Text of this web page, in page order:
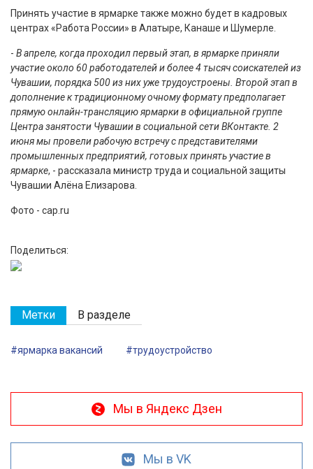
Принять участие в ярмарке также можно будет в кадровых
центрах «Работа России» в Алатыре, Канаше и Шумерле.
- В апреле, когда проходил первый этап, в ярмарке приняли
участие около 60 работодателей и более 4 тысяч соискателей из
Чувашии, порядка 500 из них уже трудоустроены. Второй этап в
дополнение к традиционному очному формату предполагает
прямую онлайн-трансляцию ярмарки в официальной группе
Центра занятости Чувашии в социальной сети ВКонтакте. 2
июня мы провели рабочую встречу с представителями
промышленных предприятий, готовых принять участие в
ярмарке, - рассказала министр труда и социальной защиты
Чувашии Алёна Елизарова.
Фото - cap.ru
Поделиться:
Метки В разделе
#ярмарка вакансий #трудоустройство
Мы в Яндекс Дзен
Мы в VK